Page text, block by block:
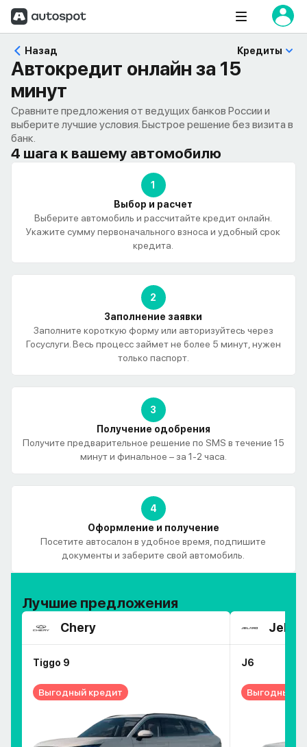
Назад Кредиты
Автокредит онлайн за 15
минут
Сравните предложения от ведущих банков России и
выберите лучшие условия. Быстрое решение без визита в
банк.
4 шага к вашему автомобилю
1
Выбор и расчет
Выберите автомобиль и рассчитайте кредит онлайн.
Укажите сумму первоначального взноса и удобный срок
кредита.
2
Заполнение заявки
Заполните короткую форму или авторизуйтесь через
Госуслуги. Весь процесс займет не более 5 минут, нужен
только паспорт.
3
Получение одобрения
Получите предварительное решение по SMS в течение 15
минут и финальное – за 1-2 часа.
4
Оформление и получение
Посетите автосалон в удобное время, подпишите
документы и заберите свой автомобиль.
Лучшие предложения
Chery
Tiggo 9
Выгодный кредит
J6
Выгодный